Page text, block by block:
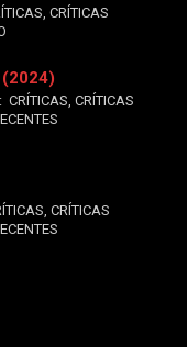
, CRÍTICAS
CRÍTICAS, CRÍTICAS
, CRÍTICAS